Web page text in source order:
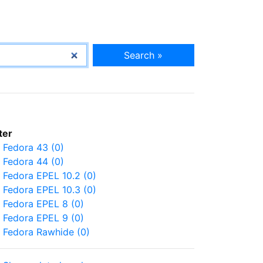
Search »
Fedora 43 (0)
Fedora 44 (0)
Fedora EPEL 10.2 (0)
Fedora EPEL 10.3 (0)
Fedora EPEL 8 (0)
Fedora EPEL 9 (0)
Fedora Rawhide (0)